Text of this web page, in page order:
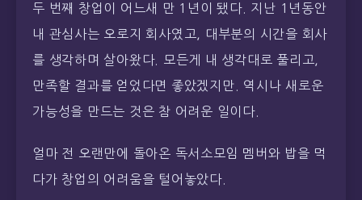
두 번째 창업이 어느새 만 1년이 됐다. 지난 1년동안
내 관심사는 오로지 회사였고, 대부분의 시간을 회사
를 생각하며 살아왔다. 모든게 내 생각대로 풀리고,
만족할 결과를 얻었다면 좋았겠지만. 역시나 새로운
가능성을 만드는 것은 참 어려운 일이다.
얼마 전 오랜만에 돌아온 독서소모임 멤버와 밥을 먹
다가 창업의 어려움을 털어놓았다.